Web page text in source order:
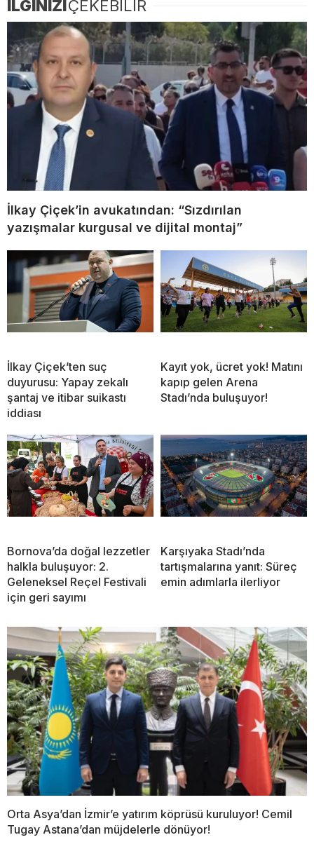
İLGİNİZİÇEKEBİLİR
İlkay Çiçek’in avukatından: “Sızdırılan
yazışmalar kurgusal ve dijital montaj”
İlkay Çiçek’ten suç
duyurusu: Yapay zekalı
şantaj ve itibar suikastı
iddiası
Kayıt yok, ücret yok! Matını
kapıp gelen Arena
Stadı’nda buluşuyor!
Bornova’da doğal lezzetler
halkla buluşuyor: 2.
Geleneksel Reçel Festivali
için geri sayımı
Karşıyaka Stadı’nda
tartışmalarına yanıt: Süreç
emin adımlarla ilerliyor
Orta Asya’dan İzmir’e yatırım köprüsü kuruluyor! Cemil
Tugay Astana’dan müjdelerle dönüyor!